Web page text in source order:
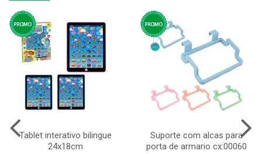
Tablet interativo bilingue
24x18cm
Suporte com alcas para
porta de armario cx:00060